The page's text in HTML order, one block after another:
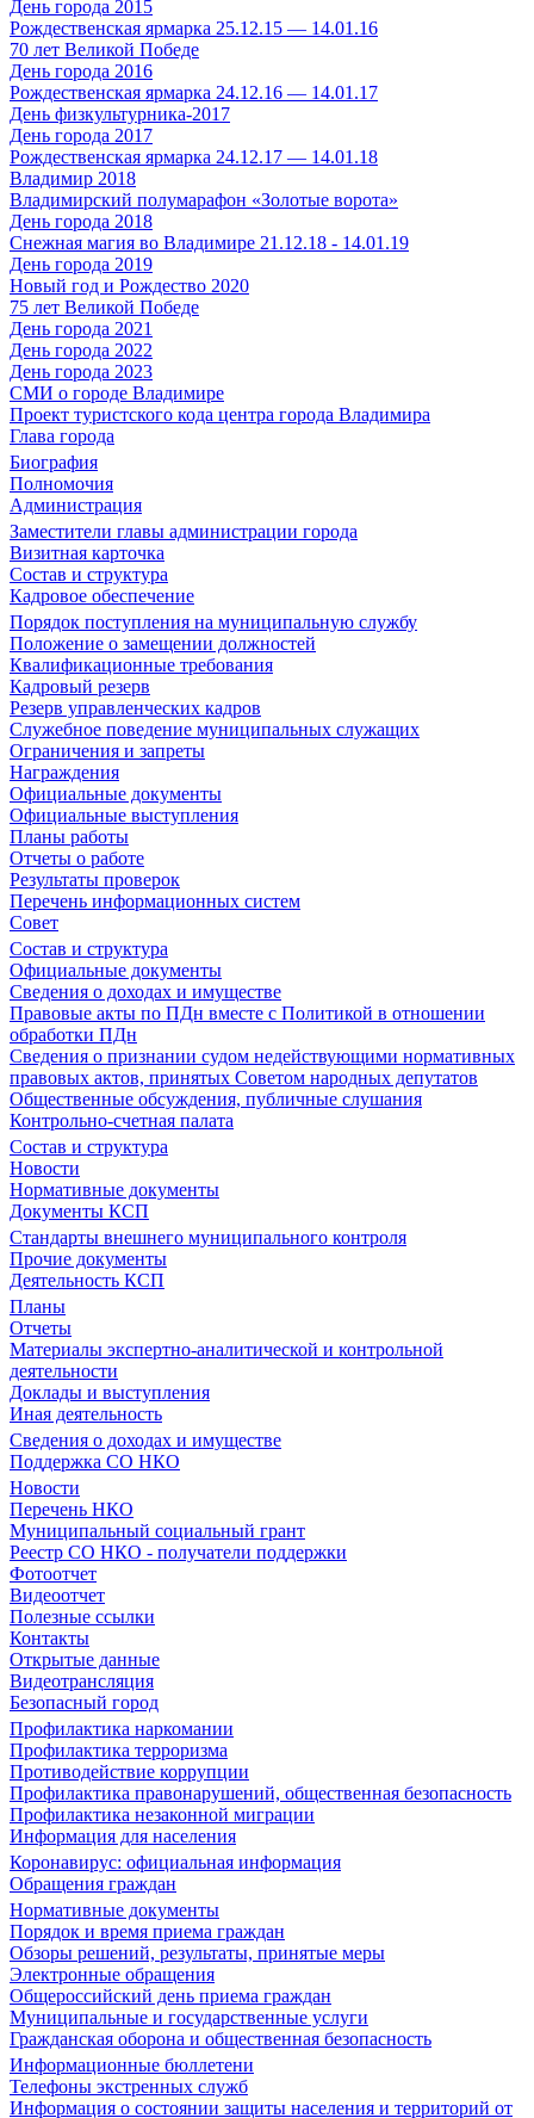
День города 2015
Рождественская ярмарка 25.12.15 — 14.01.16
70 лет Великой Победе
День города 2016
Рождественская ярмарка 24.12.16 — 14.01.17
День физкультурника-2017
День города 2017
Рождественская ярмарка 24.12.17 — 14.01.18
Владимир 2018
Владимирский полумарафон «Золотые ворота»
День города 2018
Снежная магия во Владимире 21.12.18 - 14.01.19
День города 2019
Новый год и Рождество 2020
75 лет Великой Победе
День города 2021
День города 2022
День города 2023
СМИ о городе Владимире
Проект туристского кода центра города Владимира
Глава города
Биография
Полномочия
Администрация
Заместители главы администрации города
Визитная карточка
Состав и структура
Кадровое обеспечение
Порядок поступления на муниципальную службу
Положение о замещении должностей
Квалификационные требования
Кадровый резерв
Резерв управленческих кадров
Служебное поведение муниципальных служащих
Ограничения и запреты
Награждения
Официальные документы
Официальные выступления
Планы работы
Отчеты о работе
Результаты проверок
Перечень информационных систем
Совет
Состав и структура
Официальные документы
Сведения о доходах и имуществе
Правовые акты по ПДн вместе с Политикой в отношении
обработки ПДн
Сведения о признании судом недействующими нормативных
правовых актов, принятых Советом народных депутатов
Общественные обсуждения, публичные слушания
Контрольно-счетная палата
Состав и структура
Новости
Нормативные документы
Документы КСП
Стандарты внешнего муниципального контроля
Прочие документы
Деятельность КСП
Планы
Отчеты
Материалы экспертно-аналитической и контрольной
деятельности
Доклады и выступления
Иная деятельность
Сведения о доходах и имуществе
Поддержка СО НКО
Новости
Перечень НКО
Муниципальный социальный грант
Реестр СО НКО - получатели поддержки
Фотоотчет
Видеоотчет
Полезные ссылки
Контакты
Открытые данные
Видеотрансляция
Безопасный город
Профилактика наркомании
Профилактика терроризма
Противодействие коррупции
Профилактика правонарушений, общественная безопасность
Профилактика незаконной миграции
Информация для населения
Коронавирус: официальная информация
Обращения граждан
Нормативные документы
Порядок и время приема граждан
Обзоры решений, результаты, принятые меры
Электронные обращения
Общероссийский день приема граждан
Муниципальные и государственные услуги
Гражданская оборона и общественная безопасность
Информационные бюллетени
Телефоны экстренных служб
Информация о состоянии защиты населения и территорий от